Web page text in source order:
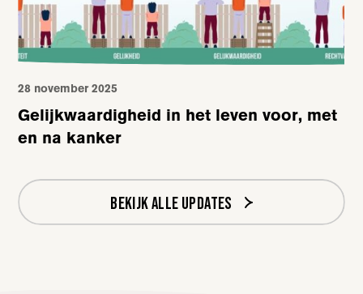
Bekijk alle updates
28 november 2025
Gelijkwaardigheid in het leven voor, met
en na kanker